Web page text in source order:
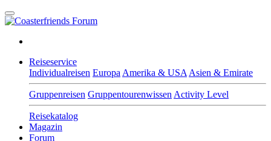
Reiseservice
Individualreisen Europa Amerika & USA Asien & Emirate
Gruppenreisen Gruppentourenwissen Activity Level
Reisekatalog
Magazin
Forum